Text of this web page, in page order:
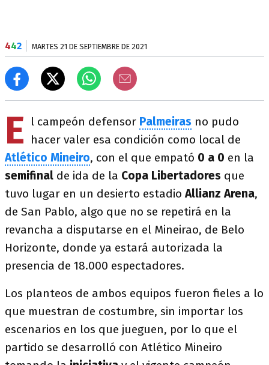
442 MARTES 21 DE SEPTIEMBRE DE 2021
E l campeón defensor Palmeiras no pudo
hacer valer esa condición como local de
Atlético Mineiro, con el que empató 0 a 0 en la
semifinal de ida de la Copa Libertadores que
tuvo lugar en un desierto estadioAllianz Arena,
de San Pablo, algo que no se repetirá en la
revancha a disputarse en el Mineirao, de Belo
Horizonte, donde ya estará autorizada la
presencia de 18.000 espectadores.
Los planteos de ambos equipos fueron fieles a lo
que muestran de costumbre, sin importar los
escenarios en los que jueguen, por lo que el
partido se desarrolló con Atlético Mineiro